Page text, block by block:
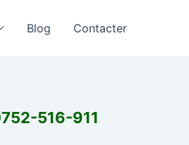
Blog Contacter
516-911